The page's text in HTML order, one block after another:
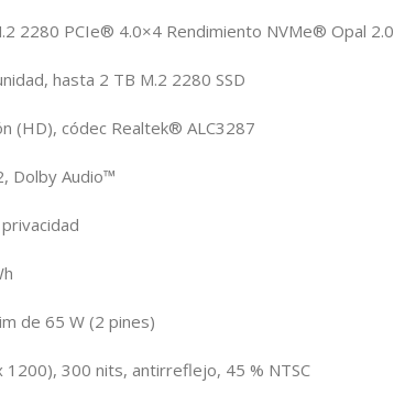
2280 PCIe® 4.0×4 Rendimiento NVMe® Opal 2.0
hasta 2 TB M.2 2280 SSD
(HD), códec Realtek® ALC3287
Dolby Audio™
de 65 W (2 pines)
1200), 300 nits, antirreflejo, 45 % NTSC